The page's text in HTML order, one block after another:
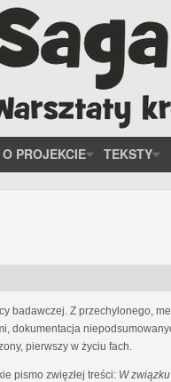
O PROJEKCIE TEKSTY
badawczej. Z przechylonego,
dokumentacja
pierwszy w życiu fach.
pismo zwięzłej treści: W